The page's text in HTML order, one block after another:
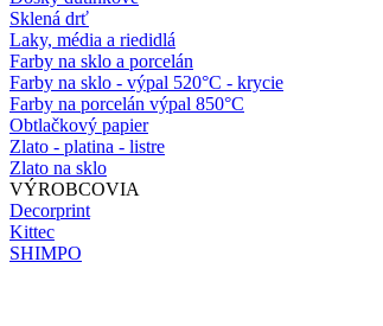
Sklená drť
Laky, média a riedidlá
Farby na sklo a porcelán
Farby na sklo - výpal 520°C - krycie
Farby na porcelán výpal 850°C
Obtlačkový papier
Zlato - platina - listre
Zlato na sklo
VÝROBCOVIA
Decorprint
Kittec
SHIMPO